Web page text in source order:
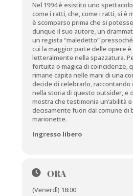
Nel 1994 è esistito uno
come i ratti, che, come i ratti, si è
è scomparso prima che si
dunque il suo autore, un
un regista “maledetto”
cui la maggior parte delle opere
letteralmente nella spazzatura.
fortuita o magica di coincidenze,
rimane capita nelle mani di una
decide di celebrarlo, raccontando
nella storia di questo outsider, e
mostra che testimonia un’abilità
decisamente fuori dal comune di
marionette.
Ingresso libero
ORA
(Venerdì) 18:00